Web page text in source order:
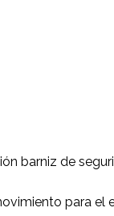
barniz de
para el